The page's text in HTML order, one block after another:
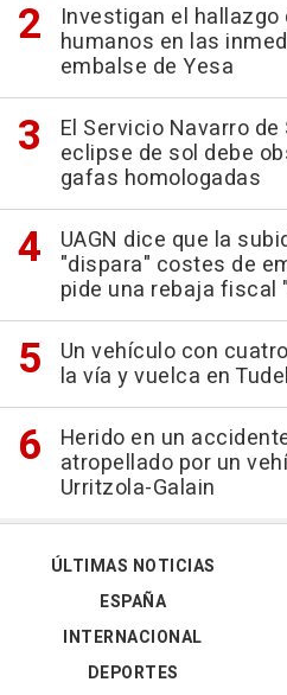
Investigan el
humanos en las
embalse de Yesa
El Servicio Navarro
eclipse de sol debe
gafas homologadas
UAGN dice que la
"dispara" costes de
pide una rebaja fiscal
Un vehículo con
la vía y vuelca en
Herido en un
atropellado por un
Urritzola-Galain
ÚLTIMAS NOTICIAS
ESPAÑA
INTERNACIONAL
DEPORTES